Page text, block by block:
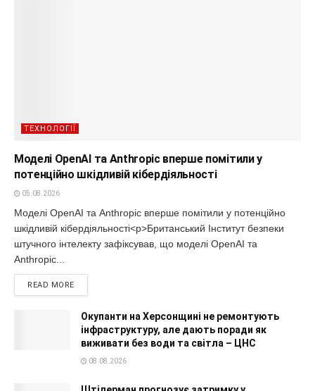
ТЕХНОЛОГІЇ
Моделі OpenAI та Anthropic вперше помітили у
потенційно шкідливій кібердіяльності
05.08.2026
Моделі OpenAI та Anthropic вперше помітили у потенційно
шкідливій кібердіяльності<p>Британський Інститут безпеки
штучного інтелекту зафіксував, що моделі OpenAI та
Anthropic...
READ MORE
Окупанти на Херсонщині не ремонтують
інфраструктуру, але дають поради як
виживати без води та світла – ЦНС
08.08.2026